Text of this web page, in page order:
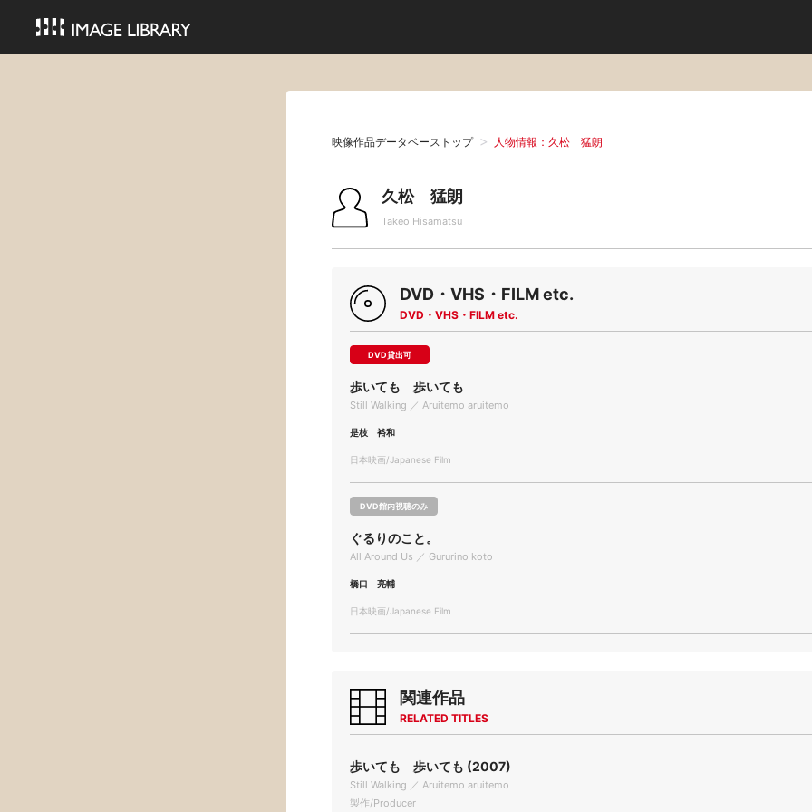
映像作品データベーストップ 人物情報：久松 猛朗
久松 猛朗
Takeo Hisamatsu
DVD・VHS・FILM etc.
DVD・VHS・FILM etc.
DVD貸出可
歩いても 歩いても
Still Walking ／ Aruitemo aruitemo
是枝 裕和
日本映画/Japanese Film
DVD館内視聴のみ
ぐるりのこと。
All Around Us ／ Gururino koto
橋口 亮輔
日本映画/Japanese Film
関連作品
RELATED TITLES
歩いても 歩いても (2007)
Still Walking ／ Aruitemo aruitemo
製作/Producer